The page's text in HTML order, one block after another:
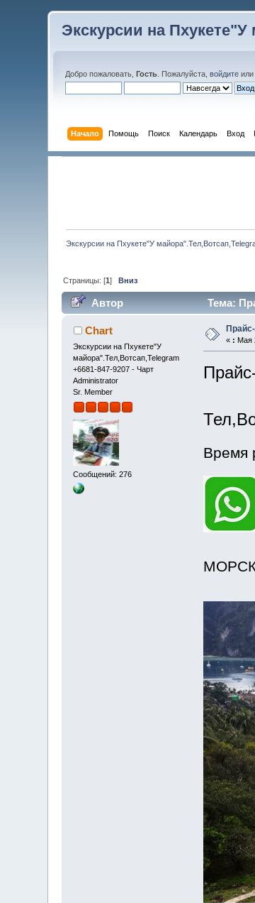
Экскурсии на Пхукете"У
Добро пожаловать,Гость . Пожалуйста,войдите
Начало Помощь Поиск Календарь Вход
Экскурсии на Пхукете"У
Страницы: [1]Вниз
Автор Тема:
Chart
Экскурсии на Пхукете"У
майора".Тел,Вотсап,Telegram
+6681-847-9207 - Чарт
Administrator
Sr. Member
Сообщений: 276
« : Мая
Время